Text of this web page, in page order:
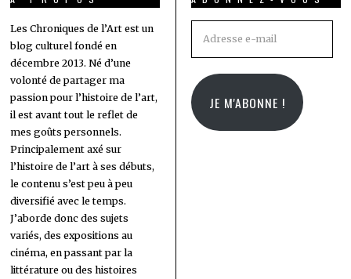
Les Chroniques de l’Art est un
blog culturel fondé en
décembre 2013. Né d’une
volonté de partager ma
passion pour l’histoire de l’art,
il est avant tout le reflet de
mes goûts personnels.
Principalement axé sur
l’histoire de l’art à ses débuts,
le contenu s’est peu à peu
diversifié avec le temps.
J’aborde donc des sujets
variés, des expositions au
cinéma, en passant par la
littérature ou des histoires
JE M'ABONNE !